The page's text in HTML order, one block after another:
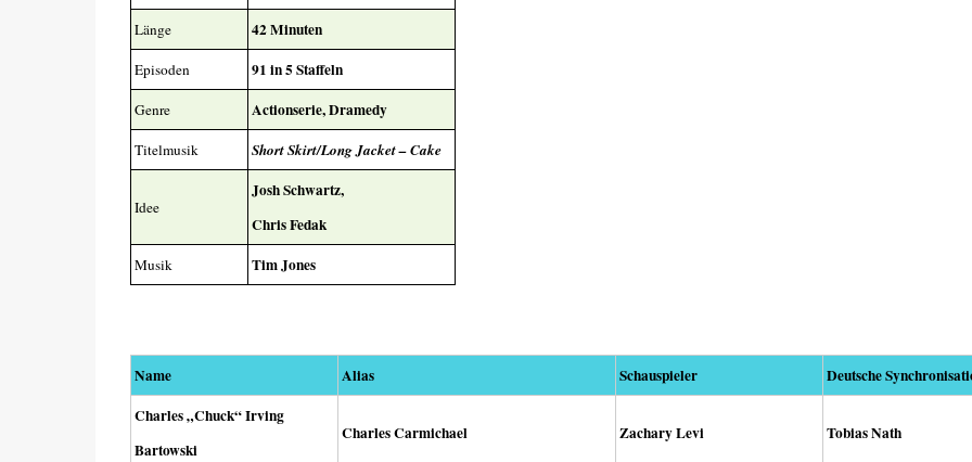
Länge 42 Minuten
Episoden 91 in 5 Staffeln
Genre Actionserie, Dramedy
Titelmusik Short Skirt/Long Jacket – Cake
Idee
Josh Schwartz,
Chris Fedak
Musik Tim Jones
Name Alias Schauspieler
Deutsche
Charles „Chuck“ Irving
Bartowski
Charles Carmichael Zachary Levi Tobias Nath